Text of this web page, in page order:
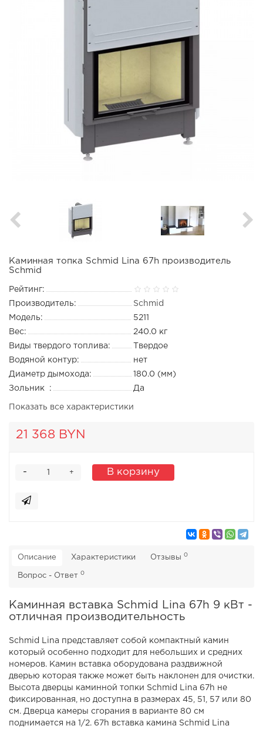
Каминная топка Schmid Lina 67h производитель
Schmid
Рейтинг:
Производитель:
Schmid
Модель:
5211
Вес:
240.0 кг
Виды твердого топлива:
Твердое
Водяной контур:
нет
Диаметр дымохода:
180.0 (мм)
Зольник :
Да
Показать все характеристики
21 368 BYN
+
- В корзину
Описание Характеристики Отзывы 0
Вопрос - Ответ 0
Каминная вставка Schmid Lina 67h 9 кВт -
отличная производительность
Schmid Lina представляет собой компактный камин
который особенно подходит для небольших и средних
номеров. Камин вставка оборудована раздвижной
дверью которая также может быть наклонен для очистки.
Высота дверцы каминной топки Schmid Lina 67h не
фиксированная, но доступна в размерах 45, 51, 57 или 80
см. Дверца камеры сгорания в варианте 80 см
поднимается на 1/2. 67h вставка камина Schmid Lina